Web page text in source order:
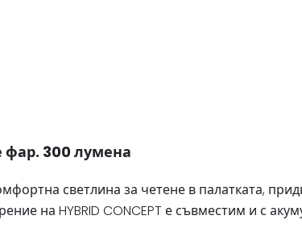
фар. 300 лумена
светлина за четене в палатката,
на HYBRID CONCEPT е съвместим и с